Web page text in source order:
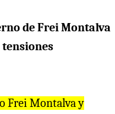
de Frei Montalva
tensiones
Frei Montalva y